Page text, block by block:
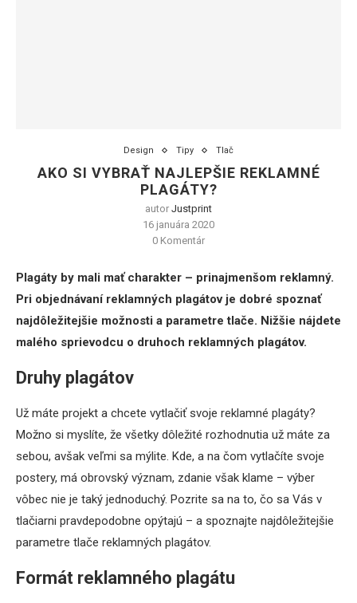
Design Tipy Tlač
AKO SI VYBRAŤ NAJLEPŠIE REKLAMNÉ
PLAGÁTY?
autor Justprint
16 januára 2020
0 Komentár
Plagáty by mali mať charakter – prinajmenšom reklamný.
Pri objednávaní reklamných plagátov je dobré spoznať
najdôležitejšie možnosti a parametre tlače. Nižšie nájdete
malého sprievodcu o druhoch reklamných plagátov.
Druhy plagátov
Už máte projekt a chcete vytlačiť svoje reklamné plagáty?
Možno si myslíte, že všetky dôležité rozhodnutia už máte za
sebou, avšak veľmi sa mýlite. Kde, a na čom vytlačíte svoje
postery, má obrovský význam, zdanie však klame – výber
vôbec nie je taký jednoduchý. Pozrite sa na to, čo sa Vás v
tlačiarni pravdepodobne opýtajú – a spoznajte najdôležitejšie
parametre tlače reklamných plagátov.
Formát reklamného plagátu